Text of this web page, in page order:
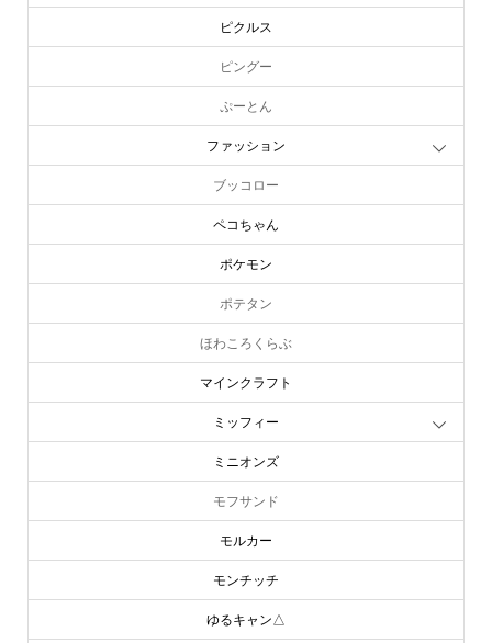
ピクルス
ピングー
ぷーとん
ファッション
ブッコロー
ペコちゃん
ポケモン
ポテタン
ほわころくらぶ
マインクラフト
ミッフィー
ミニオンズ
モフサンド
モルカー
モンチッチ
ゆるキャン△